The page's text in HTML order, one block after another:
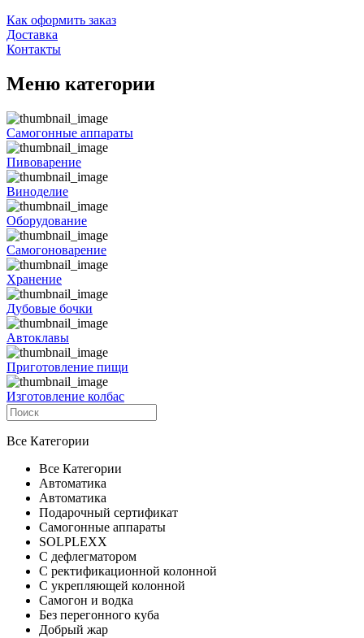
Как оформить заказ
Доставка
Контакты
Меню категории
Самогонные аппараты
Пивоварение
Виноделие
Оборудование
Самогоноварение
Хранение
Дубовые бочки
Автоклавы
Приготовление пищи
Изготовление колбас
Все Категории
Все Категории
Автоматика
Автоматика
Подарочный сертификат
Самогонные аппараты
SOLPLEXX
С дефлегматором
С ректификационной колонной
С укрепляющей колонной
Самогон и водка
Без перегонного куба
Добрый жар